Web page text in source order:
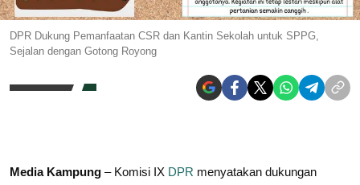
DPR Dukung Pemanfaatan CSR dan Kantin Sekolah untuk SPPG,
Sejalan dengan Gotong Royong
Media Kampung – Komisi IX DPR menyatakan dukungan